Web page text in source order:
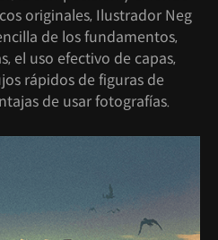
originales, Ilustrador Neg
de los fundamentos,
el uso efectivo de capas,
rápidos de figuras de
de usar fotografías.